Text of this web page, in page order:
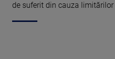
de suferit din cauza limitărilor